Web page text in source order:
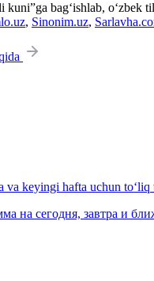
bag‘ishlab, o‘zbek
, Sinonim.uz,
keyingi hafta uchun to‘liq
на сегодня, завтра и